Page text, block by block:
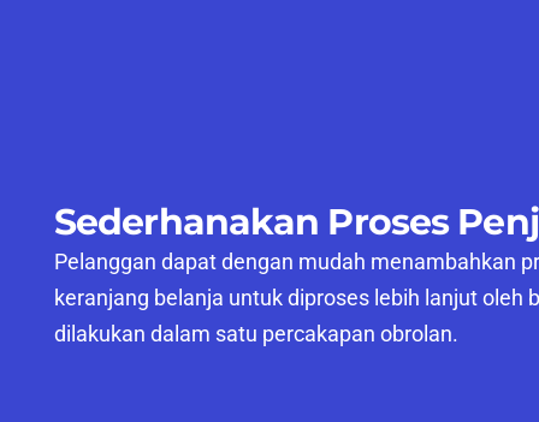
Sederhanakan Proses
Pelanggan dapat dengan mudah menambahkan
keranjang belanja untuk diproses lebih lanjut oleh
dilakukan dalam satu percakapan obrolan.